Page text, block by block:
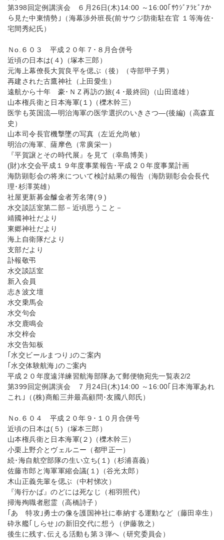
第398回定例講演会 ６月26日(木)14:00 ～16:00｢ｻｳｼﾞｱﾗﾋﾞｱか
ら見た中東情勢｣（海幕渉外班長(前サウジ防衛駐在官 １等海佐･
宅間秀紀氏）
Ｎo.６０３ 平成２０年７･８月合併号
近頃の日本は(４)（塚本三郎）
元海上幕僚長大賀良平を偲ぶ（後）（寺部甲子男）
再建された古鷹神社（上田愛生）
遠航から十年 豪･ＮＺ再訪の旅(４･最終回)（山田道雄）
山本権兵衛と日本海軍(１)（櫟木幹三）
医学も英国流—明治海軍の医学選択のいきさつ—(後編)（高森直
史）
山本司令長官機撃墜の写真（左近允尚敏）
明治の海軍、薩摩色（常廣栄一）
『平賀譲とその時代展』を見て（幸島博美）
(財)水交会平成１９年度事業報告･平成２０年度事業計画
海防顕彰会の将来について検討結果の報告（海防顕彰会会長代
理･杉澤英雄）
社屋更新募金醵金者芳名簿(９)
水交談話室第二部－近頃思うこと－
靖國神社だより
東郷神社だより
海上自衛隊だより
支部だより
訃報敬弔
水交談話室
新入会員
志き波文壇
水交乗馬会
水交句会
水交鹿鳴会
水交梓会
水交告知板
｢水交ビールまつり｣のご案内
｢水交体験航海｣のご案内
平成２０年度遠洋練習航海部隊あて郵便物宛先一覧表2/2
第399回定例講演会 ７月24日(木)14:00 ～16:00｢日本海軍あれ
これ｣（(株)商船三井最高顧問･友國八郎氏）
Ｎo.６０４ 平成２０年９･１０月合併号
近頃の日本は(５)（塚本三郎）
山本権兵衛と日本海軍(２)（櫟木幹三）
小栗上野介とヴェルニー（都甲正一）
続･海自航空部隊の生い立ち(１)（杉浦喜義）
佐藤市郎と海軍軍縮会議(１)（谷光太郎）
木山正義先輩を偲ぶ（中村悌次）
『海行かば』のどには死なじ（相羽照代）
掃海殉職者慰霊（高橋詩子）
｢あゝ特攻｣勇士の像を護国神社に奉納する運動など（藤田幸生）
砕氷艦｢しらせ｣の新旧交代に想う（伊藤敦之）
後生に残す､伝える活動も第３弾へ（研究委員会）